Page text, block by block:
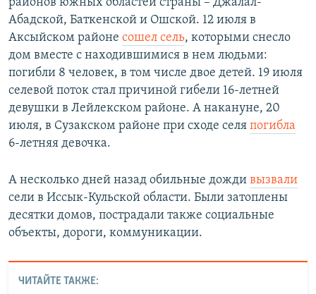
районов южных областей страны – Джалал-
Абадской, Баткенской и Ошской. 12 июля в
Аксыйском районе сошел сель, которыми снесло
дом вместе с находившимися в нем людьми:
погибли 8 человек, в том числе двое детей. 19 июля
селевой поток стал причиной гибели 16-летней
девушки в Лейлекском районе. А накануне, 20
июля, в Сузакском районе при сходе селя погибла
6-летняя девочка.
А несколько дней назад обильные дожди вызвали
сели в Иссык-Кульской области. Были затоплены
десятки домов, пострадали также социальные
объекты, дороги, коммуникации.
ЧИТАЙТЕ ТАКЖЕ: